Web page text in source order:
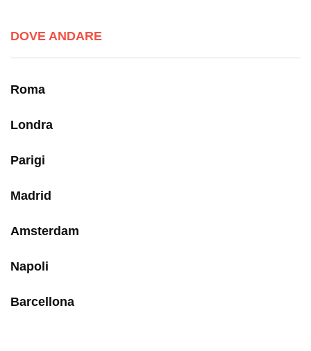
DOVE ANDARE
Roma
Londra
Parigi
Madrid
Amsterdam
Napoli
Barcellona